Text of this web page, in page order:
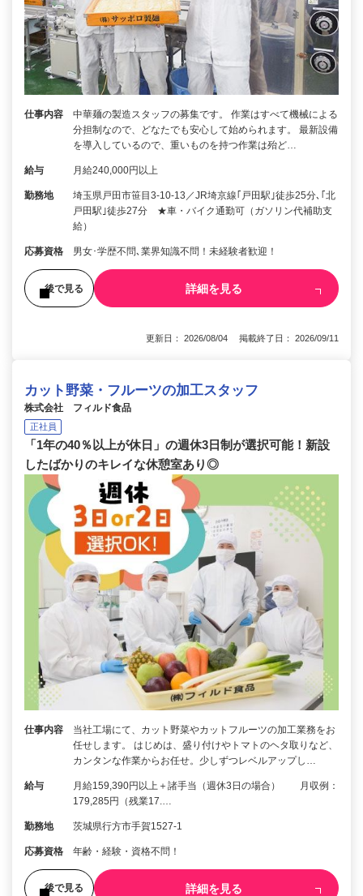
仕事内容
中華麺の製造スタッフの募集です。 作業はすべて機械による
分担制なので、どなたでも安心して始められます。 最新設備
を導入しているので、重いものを持つ作業は殆ど…
給与 月給240,000円以上
勤務地
埼玉県戸田市笹目3-10-13／JR埼京線｢戸田駅｣徒歩25分､｢北
戸田駅｣徒歩27分 ★車・バイク通勤可（ガソリン代補助支
給）
応募資格 男女･学歴不問､業界知識不問！未経験者歓迎！
後で見る 詳細を見る
更新日： 2026/08/04 掲載終了日： 2026/09/11
カット野菜・フルーツの加工スタッフ
株式会社 フィルド食品
正社員
「1年の40％以上が休日」の週休3日制が選択可能！新設
したばかりのキレイな休憩室あり◎
仕事内容
当社工場にて、カット野菜やカットフルーツの加工業務をお
任せします。 はじめは、盛り付けやトマトのヘタ取りなど、
カンタンな作業からお任せ。少しずつレベルアップし…
給与
月給159,390円以上＋諸手当（週休3日の場合） 月収例：
179,285円（残業17.…
勤務地 茨城県行方市手賀1527-1
応募資格 年齢・経験・資格不問！
後で見る 詳細を見る